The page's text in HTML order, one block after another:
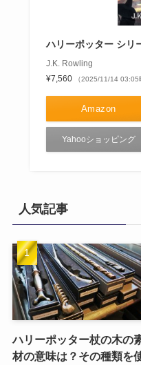
ハリーポッター シリ
J.K. Rowling
¥7,560
（2025/11/14 03:05
Amazon
Yahooショッピング
人気記事
ハリーポッター杖の木の
材の意味は？その種類を